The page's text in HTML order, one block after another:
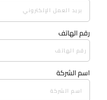
رقم الهاتف
اسم الشركة